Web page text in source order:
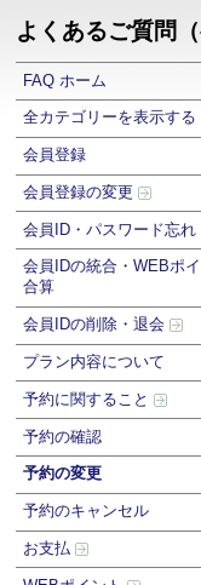
よくあるご質問
FAQ ホーム
全カテゴリーを表示する
会員登録
会員登録の変更
会員ID・パスワード忘れ
会員IDの統合・WEBポ
合算
会員IDの削除・退会
プラン内容について
予約に関すること
予約の確認
予約の変更
予約のキャンセル
お支払